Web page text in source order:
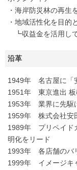
・海岸防災林の再生
・地域活性化を目的
┗収益金を活用して
沿革
1949年 名古屋に「
1951年 東京進出 板
1953年 業界に先駆
1959年 株式会社安
1989年 プリペイド
明化をリード
1993年 各店舗のバ
1999年 イメージキ